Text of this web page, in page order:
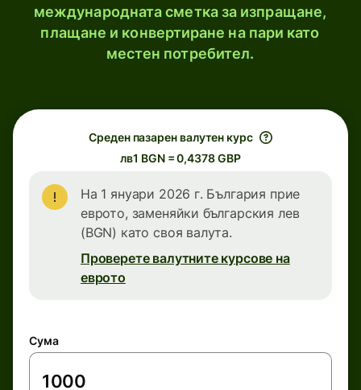
международната сметка за изпращане,
плащане и конвертиране на пари като
местен потребител.
Среден пазарен валутен курс
лв1 BGN = 0,4378 GBP
На 1 януари 2026 г. България прие
еврото, заменяйки българския лев
(BGN) като своя валута.
Проверете валутните курсове на
еврото
Сума